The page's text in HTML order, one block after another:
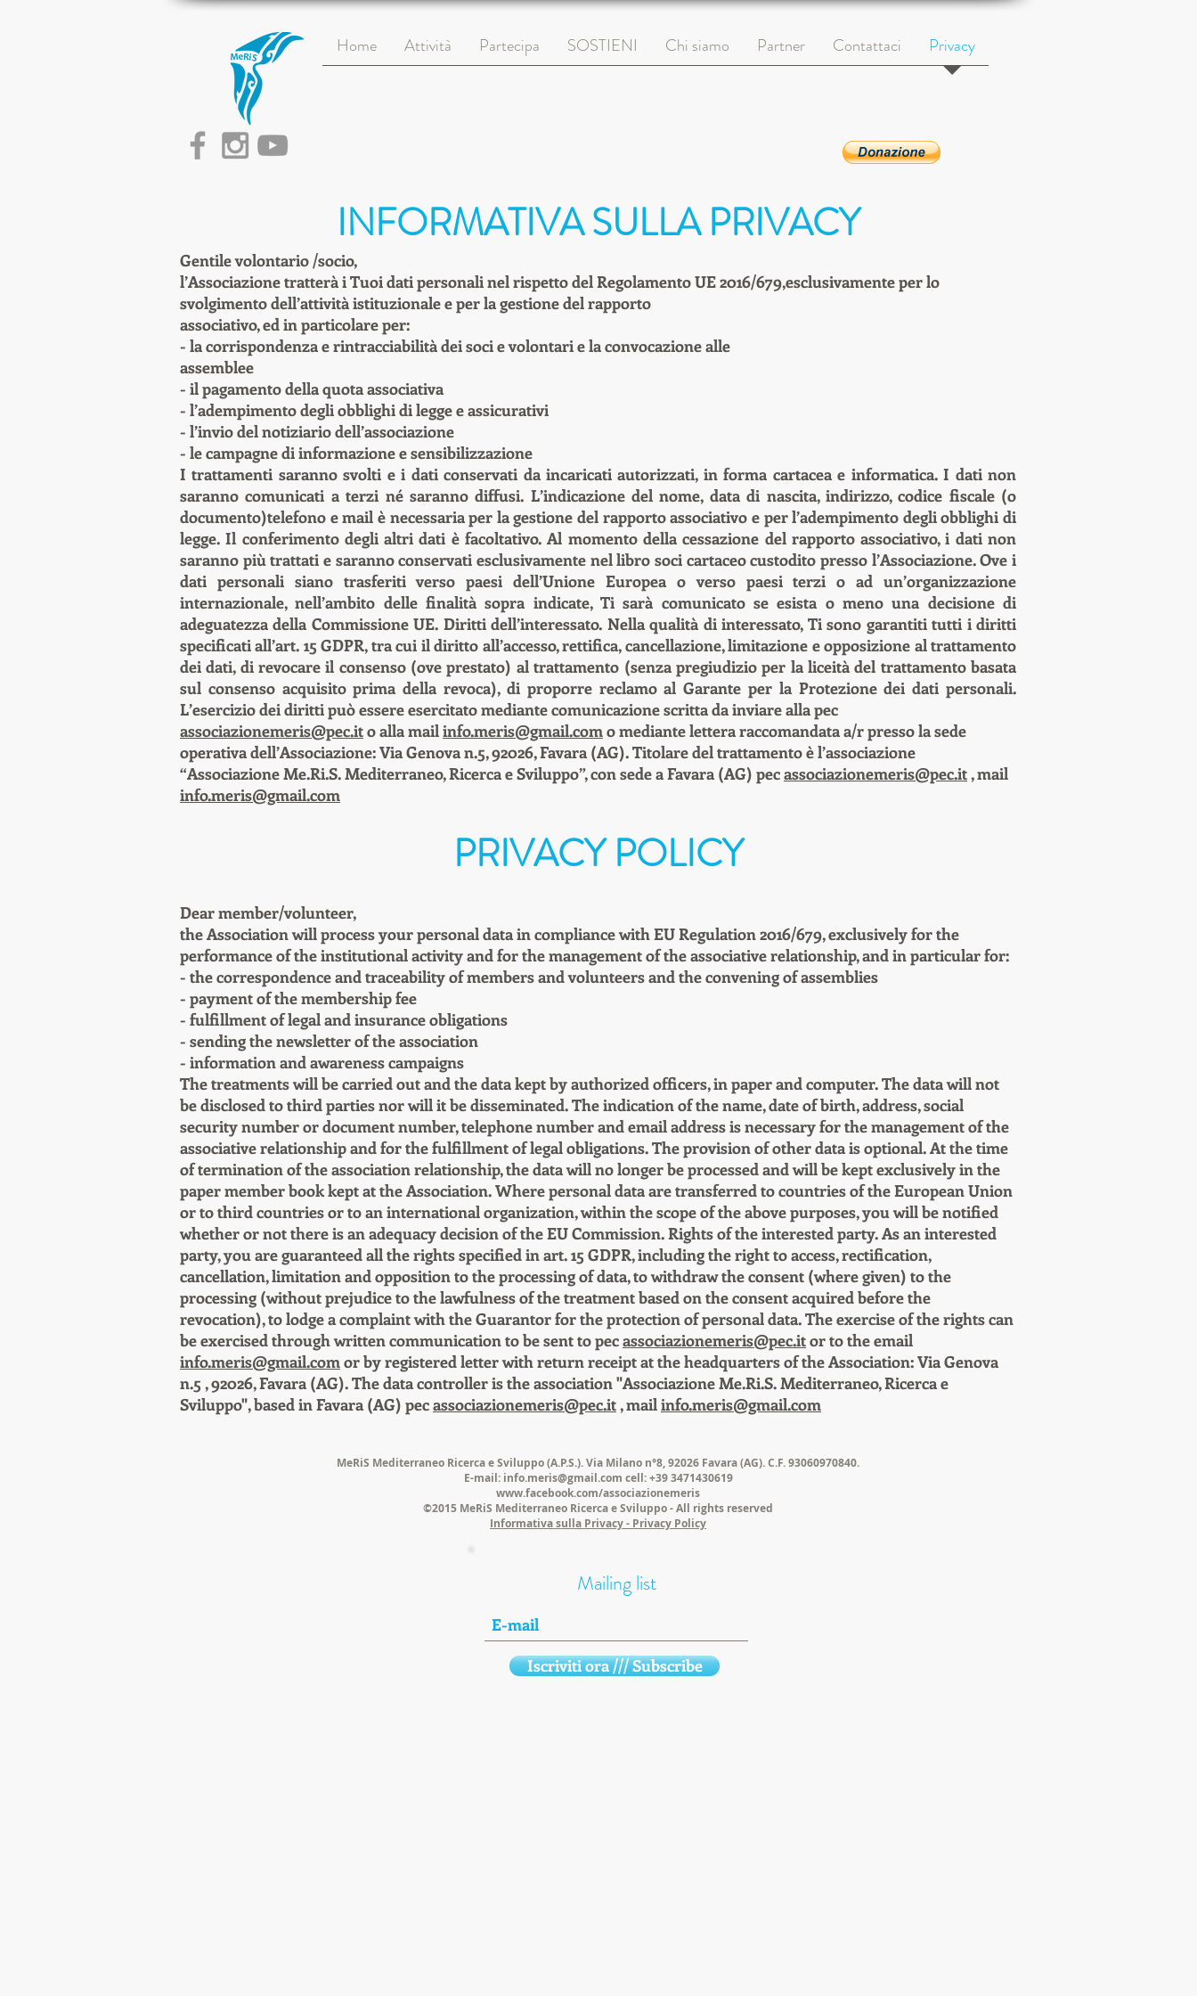
Home Attività Partecipa SOSTIENI Chi siamo Partner Contattaci Privacy
INFORMATIVA SULLA PRIVACY
Gentile volontario /socio,
l’Associazione tratterà i Tuoi dati personali nel rispetto del Regolamento UE 2016/679,esclusivamente per lo
svolgimento dell’attività istituzionale e per la gestione del rapporto
associativo, ed in particolare per:
- la corrispondenza e rintracciabilità dei soci e volontari e la convocazione alle
assemblee
- il pagamento della quota associativa
- l’adempimento degli obblighi di legge e assicurativi
- l’invio del notiziario dell’associazione
- le campagne di informazione e sensibilizzazione
I trattamenti saranno svolti e i dati conservati da incaricati autorizzati, in forma cartacea e informatica. I dati non
saranno comunicati a terzi né saranno diffusi. L’indicazione del nome, data di nascita, indirizzo, codice fiscale (o
documento)telefono e mail è necessaria per la gestione del rapporto associativo e per l’adempimento degli obblighi di
legge. Il conferimento degli altri dati è facoltativo. Al momento della cessazione del rapporto associativo, i dati non
saranno più trattati e saranno conservati esclusivamente nel libro soci cartaceo custodito presso l’Associazione. Ove i
dati personali siano trasferiti verso paesi dell’Unione Europea o verso paesi terzi o ad un’organizzazione
internazionale, nell’ambito delle finalità sopra indicate, Ti sarà comunicato se esista o meno una decisione di
adeguatezza della Commissione UE. Diritti dell’interessato. Nella qualità di interessato, Ti sono garantiti tutti i diritti
specificati all’art. 15 GDPR, tra cui il diritto all’accesso, rettifica, cancellazione, limitazione e opposizione al trattamento
dei dati, di revocare il consenso (ove prestato) al trattamento (senza pregiudizio per la liceità del trattamento basata
sul consenso acquisito prima della revoca), di proporre reclamo al Garante per la Protezione dei dati personali.
L’esercizio dei diritti può essere esercitato mediante comunicazione scritta da inviare alla pec
associazionemeris@pec.ito alla mailinfo.meris@gmail.como mediante lettera raccomandata a/r presso la sede
operativa dell’Associazione: Via Genova n.5, 92026, Favara (AG). Titolare del trattamento è l’associazione
“Associazione Me.Ri.S. Mediterraneo, Ricerca e Sviluppo”, con sede a Favara (AG) pecassociazionemeris@pec.it, mail
info.meris@gmail.com
PRIVACY POLICY
Dear member/volunteer,
the Association will process your personal data in compliance with EU Regulation 2016/679, exclusively for the
performance of the institutional activity and for the management of the associative relationship, and in particular for:
- the correspondence and traceability of members and volunteers and the convening of assemblies
- payment of the membership fee
- fulfillment of legal and insurance obligations
- sending the newsletter of the association
- information and awareness campaigns
The treatments will be carried out and the data kept by authorized officers, in paper and computer. The data will not
be disclosed to third parties nor will it be disseminated. The indication of the name, date of birth, address, social
security number or document number, telephone number and email address is necessary for the management of the
associative relationship and for the fulfillment of legal obligations. The provision of other data is optional. At the time
of termination of the association relationship, the data will no longer be processed and will be kept exclusively in the
paper member book kept at the Association. Where personal data are transferred to countries of the European Union
or to third countries or to an international organization, within the scope of the above purposes, you will be notified
whether or not there is an adequacy decision of the EU Commission. Rights of the interested party. As an interested
party, you are guaranteed all the rights specified in art. 15 GDPR, including the right to access, rectification,
cancellation, limitation and opposition to the processing of data, to withdraw the consent (where given) to the
processing (without prejudice to the lawfulness of the treatment based on the consent acquired before the
revocation), to lodge a complaint with the Guarantor for the protection of personal data. The exercise of the rights can
be exercised through written communication to be sent to pecassociazionemeris@pec.itor to the email
info.meris@gmail.comor by registered letter with return receipt at the headquarters of the Association: Via Genova
n.5 , 92026, Favara (AG). The data controller is the association "Associazione Me.Ri.S. Mediterraneo, Ricerca e
Sviluppo", based in Favara (AG) pecassociazionemeris@pec.it, mailinfo.meris@gmail.com
MeRiS Mediterraneo Ricerca e Sviluppo (A.P.S.). Via Milano n°8, 92026 Favara (AG). C.F. 93060970840.
E-mail: info.meris@gmail.com cell: +39 3471430619
www.facebook.com/associazionemeris
©2015 MeRiS Mediterraneo Ricerca e Sviluppo - All rights reserved
Informativa sulla Privacy - Privacy Policy
Iscriviti ora /// Subscribe
Mailing list